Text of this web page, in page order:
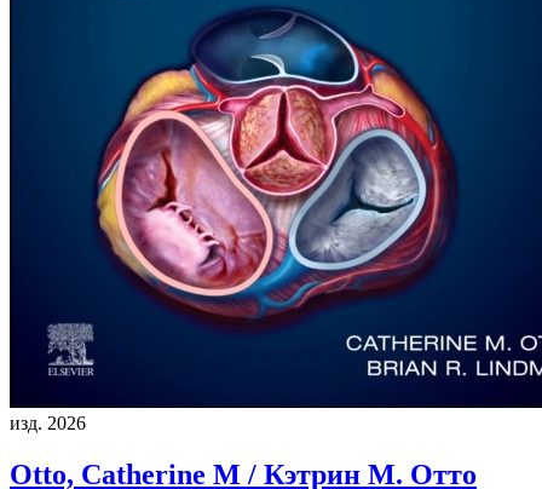
изд. 2026
Otto, Catherine M / Кэтрин М. Отто